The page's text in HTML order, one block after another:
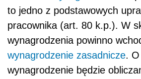
to jedno z podstawowych
pracownika (art. 80 k.p.). W
wynagrodzenia powinno
wynagrodzenie zasadnicze.
wynagrodzenie będzie